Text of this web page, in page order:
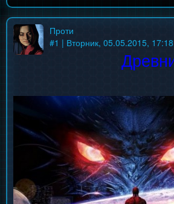
Проти
#1 | Вторник, 05.05.2015, 17:18